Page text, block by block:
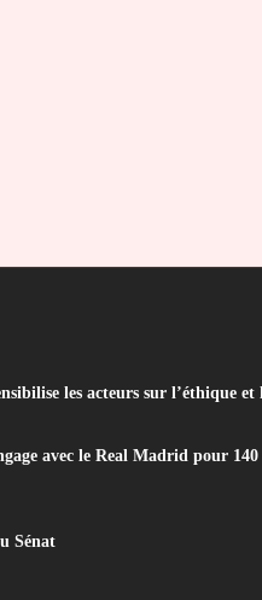
les acteurs sur l’éthique et
avec le Real Madrid pour
Sénat